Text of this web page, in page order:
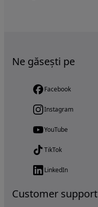
Ne găsești pe
Facebook
Instagram
YouTube
TikTok
LinkedIn
Customer support